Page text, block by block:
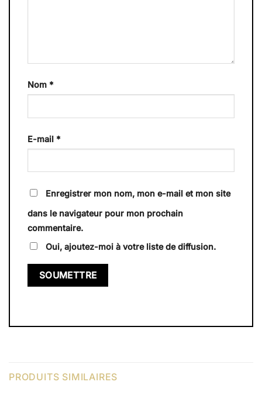
Nom *
E-mail *
Enregistrer mon nom, mon e-mail et mon site
dans le navigateur pour mon prochain
commentaire.
Oui, ajoutez-moi à votre liste de diffusion.
PRODUITS SIMILAIRES